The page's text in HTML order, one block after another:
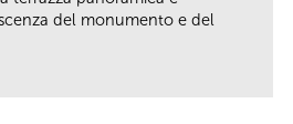
del monumento e del